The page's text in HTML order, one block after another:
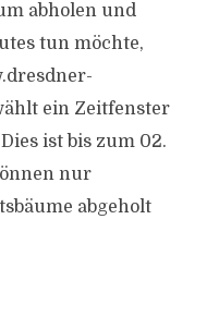
abholen und
tun möchte,
ein Zeitfenster
ist bis zum 02.
nur
abgeholt